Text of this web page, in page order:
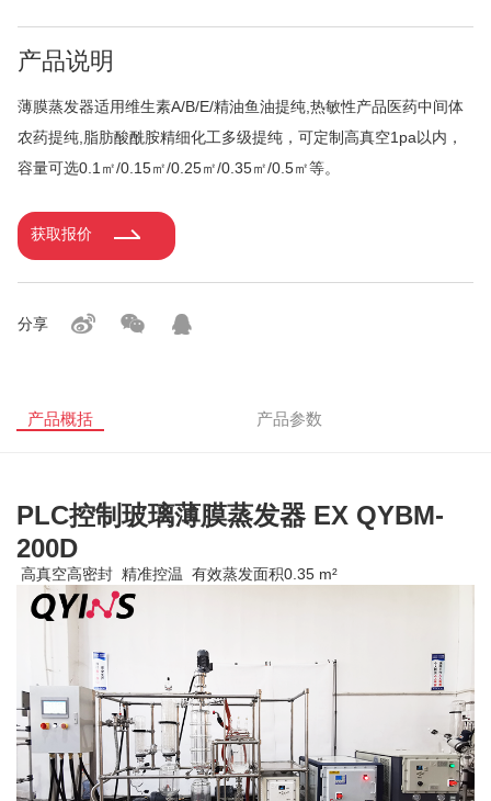
产品说明
薄膜蒸发器适用维生素A/B/E/精油鱼油提纯,热敏性产品医药中间体
农药提纯,脂肪酸酰胺精细化工多级提纯，可定制高真空1pa以内，
容量可选0.1㎡/0.15㎡/0.25㎡/0.35㎡/0.5㎡等。
获取报价
分享
产品概括 产品参数
PLC控制玻璃薄膜蒸发器 EX QYBM-
200D
高真空高密封 精准控温 有效蒸发面积0.35 m²